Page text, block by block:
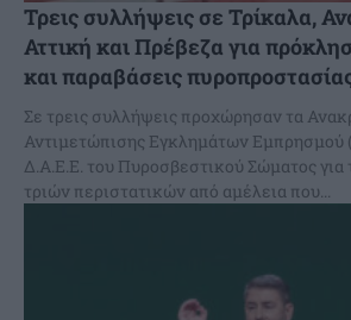
Τρεις συλλήψεις σε Τρίκαλα,
Αττική και Πρέβεζα για
και παραβάσεις
Σε τρεις συλλήψεις προχώρησαν τα
Αντιμετώπισης Εγκλημάτων Εμπρησμού
Δ.Α.Ε.Ε. του Πυροσβεστικού Σώματος για
τριών περιστατικών από αμέλεια που...